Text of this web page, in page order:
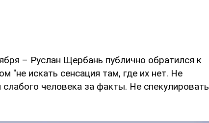
– Руслан Щербань публично обратился к
"не искать сенсация там, где их нет. Не
человека за факты. Не спекулировать